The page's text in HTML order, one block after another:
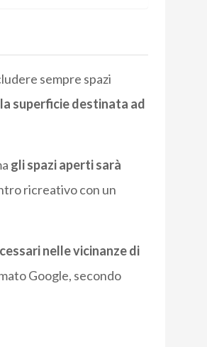
sempre spazi
superficie destinata ad
gli spazi aperti sarà
ricreativo con un
nelle vicinanze di
Google, secondo